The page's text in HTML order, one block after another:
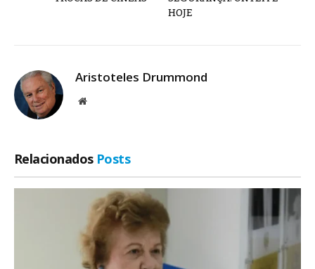
HOJE
Aristoteles Drummond
Site
Relacionados Posts